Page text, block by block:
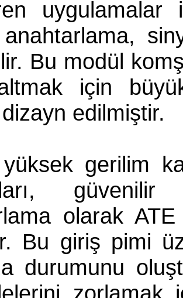
Bu modül
için
edilmiştir.
gerilim
olarak
Bu giriş pimi
durumunu